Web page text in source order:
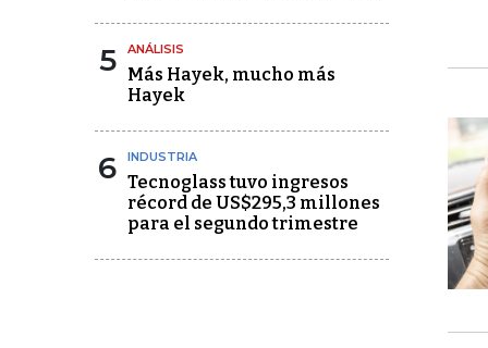
5 ANÁLISIS
Más Hayek, mucho más
Hayek
6 INDUSTRIA
Tecnoglass tuvo ingresos
récord de US$295,3 millones
para el segundo trimestre